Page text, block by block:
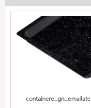
containere_gn_emailate